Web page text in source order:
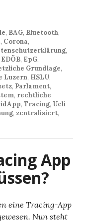
, BAG, Bluetooth,
, Corona,
,
EDÖB, EpG,
Grundlage,
Luzern, HSLU,
, Parlament,
, rechtliche
, Tracing, Ueli
, zentralisiert,
App
eine Tracing-App
Nun steht